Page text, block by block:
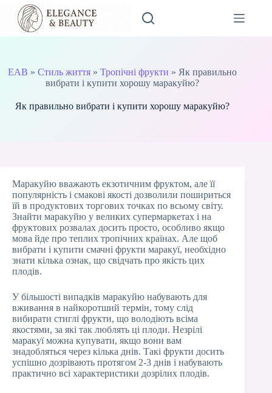
Перейти
вмісту
EAB »Стиль життя »Тропічні фрукти » Як правильно
вибрати і купити хорошу маракуйю?
Як правильно вибрати і купити хорошу маракуйю?
Маракуйю вважають екзотичним фруктом, але її
популярність і смакові якості дозволили пошириться
їй в продуктових торгових точках по всьому світу.
Знайти маракуйю у великих супермаркетах і на
фруктових розвалах досить просто, особливо якщо
мова йде про теплих тропічних країнах. Але щоб
вибрати і купити смачні фрукти маракуї, необхідно
знати кілька ознак, що свідчать про якість цих
плодів.
У більшості випадків маракуйю набувають для
вживання в найкоротший термін, тому слід
вибирати стиглі фрукти, що володіють всіма
якостями, за які так люблять ці плоди. Незрілі
маракуї можна купувати, якщо вони вам
знадобляться через кілька днів. Такі фрукти досить
успішно дозрівають протягом 2-3 днів і набувають
практично всі характеристики дозрілих плодів.